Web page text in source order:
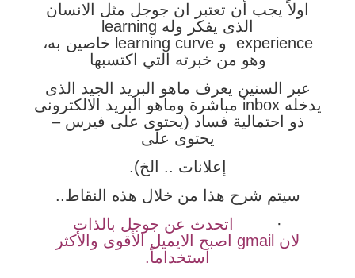
اولاً يجب أن تعتبر ان جوجل مثل الانسان
الذى يفكر وله learning
experience و learning curve خاصين به،
وهو من خبرته التي اكتسبها
عبر السنين يعرف ماهو البريد الجيد الذى
يدخله inbox مباشرة وماهو البريد الالكترونى
ذو احتمالية فساد (يحتوى على فيرس –
يحتوى على
إعلانات .. الخ).
سيتم شرح هذا من خلال هذه النقاط..
·
اتحدث عن جوجل بالذات
لان gmail اصبح الايميل الأقوى والأكثر
استخداماً.